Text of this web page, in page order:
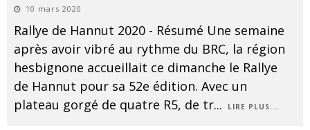
10 mars 2020
Rallye de Hannut 2020 - Résumé Une semaine
après avoir vibré au rythme du BRC, la région
hesbignone accueillait ce dimanche le Rallye
de Hannut pour sa 52e édition. Avec un
plateau gorgé de quatre R5, de tr... LIRE PLUS...